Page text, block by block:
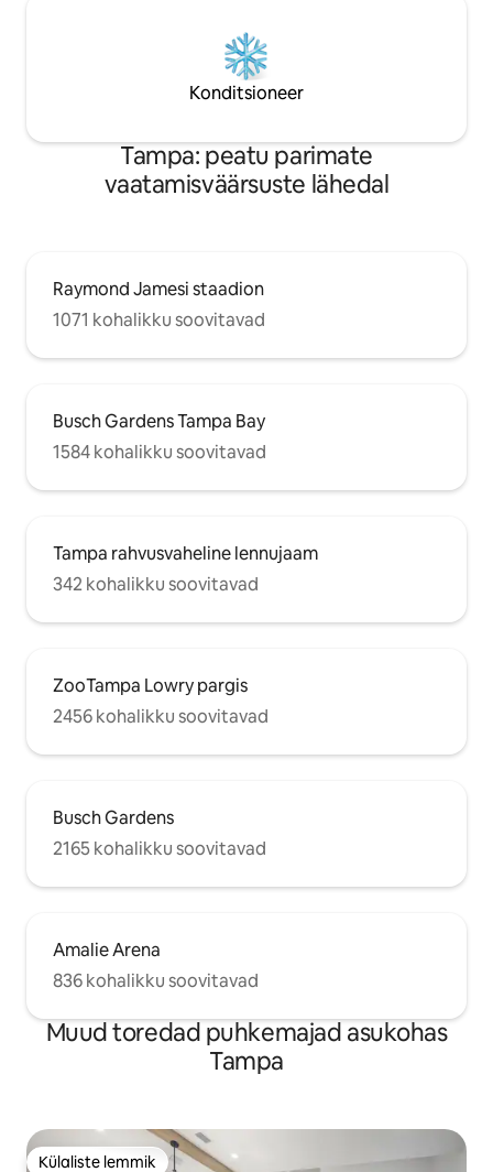
Konditsioneer
Tampa: peatu parimate
vaatamisväärsuste lähedal
Raymond Jamesi staadion
1071 kohalikku soovitavad
Busch Gardens Tampa Bay
1584 kohalikku soovitavad
Tampa rahvusvaheline lennujaam
342 kohalikku soovitavad
ZooTampa Lowry pargis
2456 kohalikku soovitavad
Busch Gardens
2165 kohalikku soovitavad
Amalie Arena
836 kohalikku soovitavad
Muud toredad puhkemajad asukohas
Tampa
Külaliste lemmik